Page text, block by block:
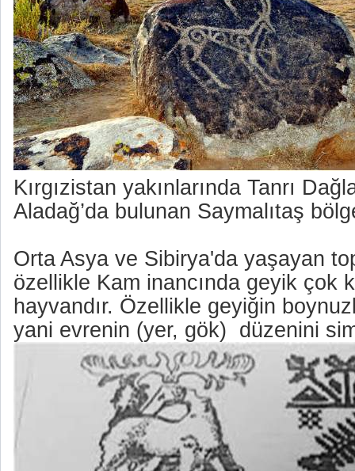
Kırgızistan yakınlarında Tanrı
Aladağ’da bulunan Saymalıtaş
Orta Asya ve Sibirya'da yaşayan
özellikle Kam inancında geyik çok
hayvandır. Özellikle geyiğin
yani evrenin (yer, gök) düzenini